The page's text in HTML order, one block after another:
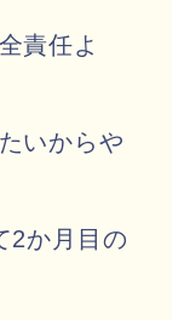
全責任よ
いからや
2か月目の